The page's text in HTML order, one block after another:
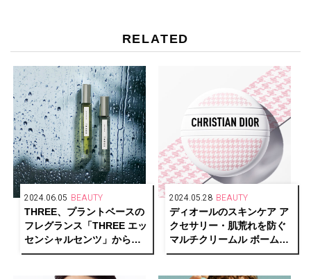
RELATED
2024.06.05 BEAUTY
THREE、プラントベースの
フレグランス「THREE エッ
センシャルセンツ」から、
「雨」をテーマにした2つの
2024.05.28 BEAUTY
ディオールのスキンケア ア
クセサリー・肌荒れを防ぐ
マルチクリームル ボームに
限定デザインが登場